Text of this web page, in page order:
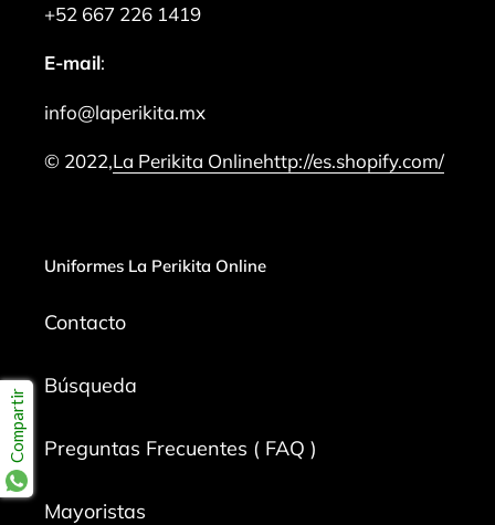
+52 667 226 1419
E-mail:
info@laperikita.mx
© 2022,La Perikita Onlinehttp://es.shopify.com/
Uniformes La Perikita Online
Contacto
Búsqueda
Preguntas Frecuentes ( FAQ )
Mayoristas
Compartir